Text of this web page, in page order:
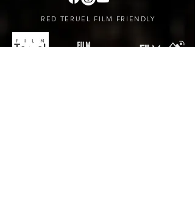
RED TERUEL FILM FRIENDLY